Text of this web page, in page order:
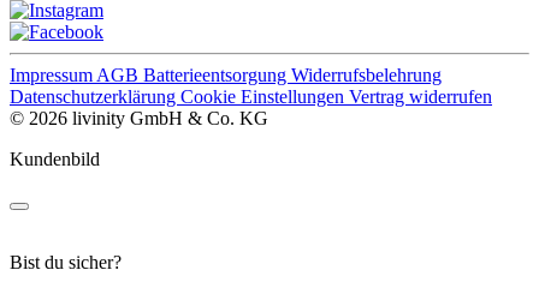
Impressum AGB Batterieentsorgung Widerrufsbelehrung
Datenschutzerklärung Cookie Einstellungen Vertrag widerrufen
© 2026 livinity GmbH & Co. KG
Kundenbild
Bist du sicher?